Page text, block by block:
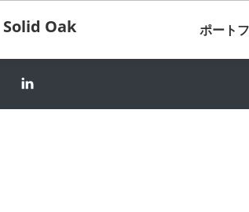
Solid Oak ポート